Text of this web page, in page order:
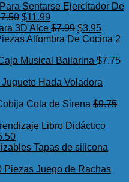
Ejercitador De
El
precio
original
$17.50.
$11.99
precio
actual
$11.99.
3D Alce $7.99 El
precio
era:
$3.95El
precio
es:
Alfombra De Cocina 2
Musical Bailarina $7.75
Juguete Hada Voladora
Cola de Sirena $9.75
Libro Didáctico
El
precio
es:
Tapas de silicona
Juego de Rachas